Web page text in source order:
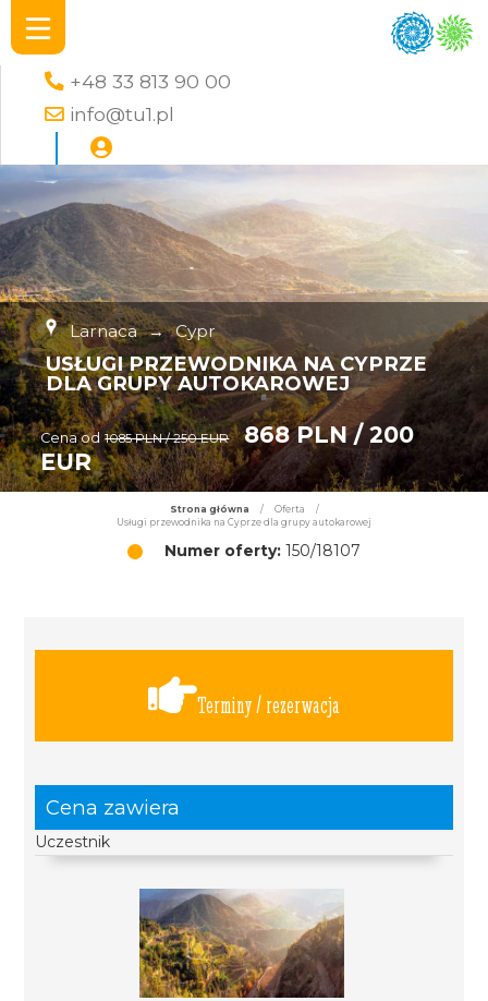
+48 33 813 90 00
info@tu1.pl
Larnaca → Cypr
USŁUGI PRZEWODNIKA NA CYPRZE
DLA GRUPY AUTOKAROWEJ
Cena od 1085 PLN / 250 EUR
868 PLN / 200
EUR
Strona główna / Oferta
/
Usługi przewodnika na Cyprze dla grupy autokarowej
Numer oferty: 150/18107
Terminy / rezerwacja
Cena zawiera
Uczestnik